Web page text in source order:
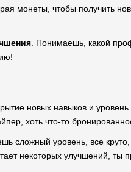
монеты, чтобы получить
. Понимаешь, какой
новых навыков и уровень
хоть что-то
сложный уровень, все круто,
некоторых улучшений, ты